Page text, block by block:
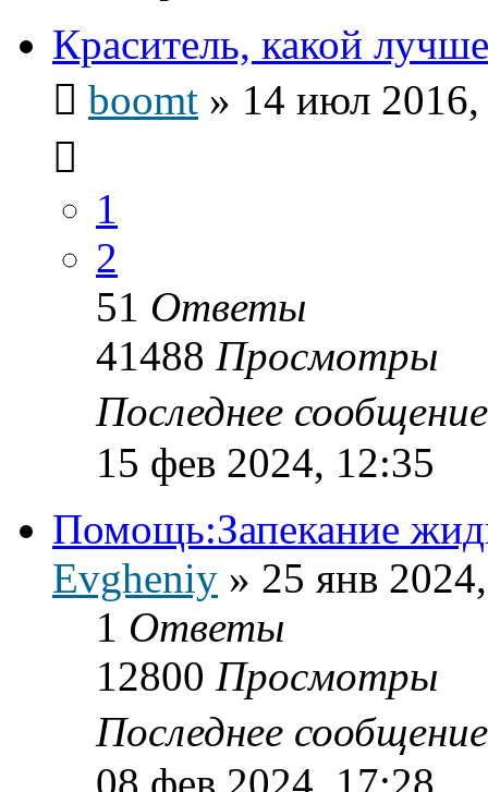
Краситель, какой
boomt » 14 июл
1
2
51 Ответы
41488 Просмотры
Последнее
15 фев 2024, 12:35
Помощь:Запекание
Evgheniy » 25 янв
1 Ответы
12800 Просмотры
Последнее
08 фев 2024, 17:28